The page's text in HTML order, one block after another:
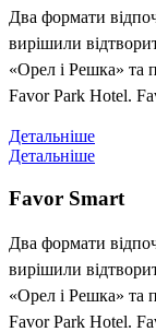
Два формати
вирішили
«Орел і Решка» та
Favor Park Hotel.
Детальніше
Детальніше
Favor Smart
Два формати
вирішили
«Орел і Решка» та
Favor Park Hotel.